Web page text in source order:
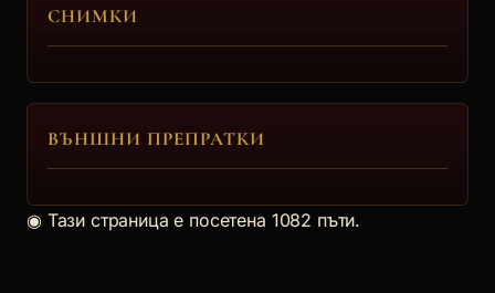
СНИМКИ
ВЪНШНИ ПРЕПРАТКИ
◉ Тази страница е посетена 1082 пъти.